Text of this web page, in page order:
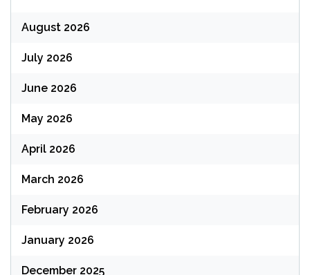
August 2026
July 2026
June 2026
May 2026
April 2026
March 2026
February 2026
January 2026
December 2025